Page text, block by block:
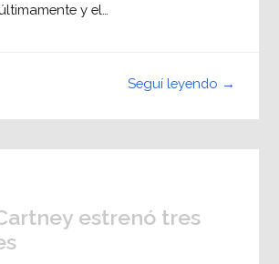
y el…
Seguí leyendo →
estrenó tres